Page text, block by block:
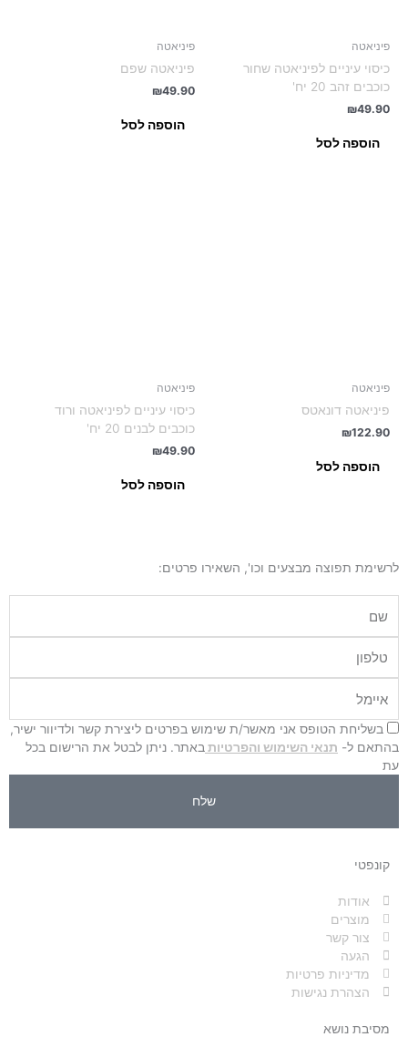
פיניאטה
כיסוי עיניים לפיניאטה שחור
כוכבים זהב 20 יח'
₪49.90
הוספה לסל
פיניאטה
פיניאטה שפם
₪49.90
הוספה לסל
פיניאטה
פיניאטה דונאטס
₪122.90
הוספה לסל
פיניאטה
כיסוי עיניים לפיניאטה ורוד
כוכבים לבנים 20 יח'
₪49.90
הוספה לסל
לרשימת תפוצה מבצעים וכו', השאירו פרטים:
בשליחת הטופס אני מאשר/ת שימוש בפרטים ליצירת קשר ולדיוור ישיר,
בהתאם ל- תנאי השימוש והפרטיות באתר. ניתן לבטל את הרישום בכל
עת
שלח
קונפטי
אודות
מוצרים
צור קשר
הגעה
מדיניות פרטיות
הצהרת נגישות
מסיבת נושא